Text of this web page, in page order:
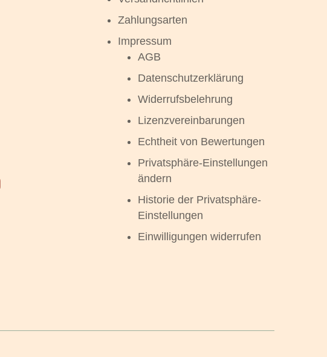
Zahlungsarten
Impressum
AGB
Datenschutzerklärung
Widerrufsbelehrung
Lizenzvereinbarungen
Echtheit von Bewertungen
Privatsphäre-Einstellungen
ändern
Historie der Privatsphäre-
Einstellungen
Einwilligungen widerrufen